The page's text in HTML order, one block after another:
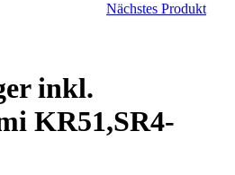
Nächstes Produkt
inkl.
KR51,SR4-